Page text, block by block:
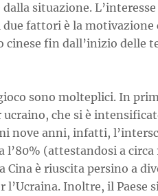
situazione. L’interesse
fattori è la motivazione
cinese fin dall’inizio delle
sono molteplici. In
che si è
nove anni, infatti,
l’80% (attestandosi a circa
è riuscita persino a
Inoltre, il Paese